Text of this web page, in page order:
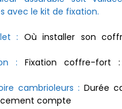
avec le kit de fixation.
: Où installer son
: Fixation coffre-fort :
cambrioleurs : Durée
compte